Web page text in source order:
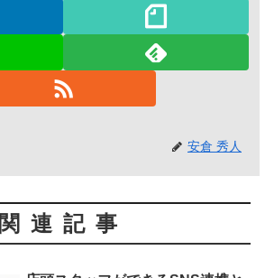
安倉 秀人
関連記事